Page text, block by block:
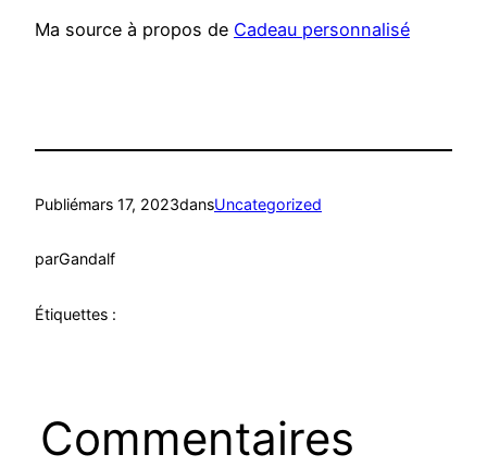
Ma source à propos de Cadeau personnalisé
Publiémars 17, 2023dansUncategorized
parGandalf
Étiquettes :
Commentaires